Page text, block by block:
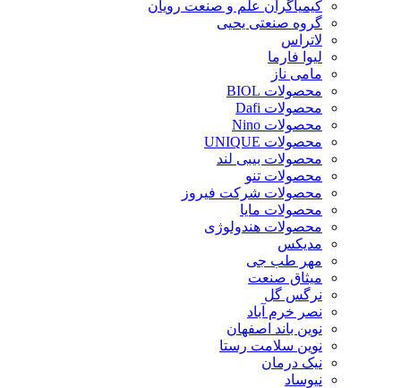
کیمیاگران علم و صنعت رویان
گروه صنعتی یحیی
لاتراس
لیوا فارما
مامی ناز
محصولات BIOL
محصولات Dafi
محصولات Nino
محصولات UNIQUE
محصولات بیبی لند
محصولات تنو
محصولات شرکت فیروز
محصولات مایا
محصولات هندولوژی
مدیکس
مهر طب جی
میثاق صنعت
نرگس گل
نصر خرم آباد
نوین باند اصفهان
نوین سلامت رستا
نیک درمان
نیوساد